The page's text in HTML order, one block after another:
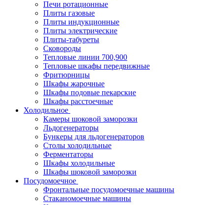
Печи ротационные
Плиты газовые
Плиты индукционные
Плиты электрические
Плиты-табуреты
Сковороды
Тепловые линии 700,900
Тепловые шкафы передвижные
Фритюрницы
Шкафы жарочные
Шкафы подовые пекарские
Шкафы расстоечные
Холодильное
Камеры шоковой заморозки
Льдогенераторы
Бункеры для льдогенераторов
Столы холодильные
Ферментаторы
Шкафы холодильные
Шкафы шоковой заморозки
Посудомоечное
Фронтальные посудомоечные машины
Стаканомоечные машины